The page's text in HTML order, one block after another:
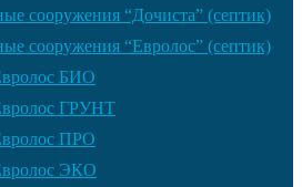
сооружения “Дочиста” (септик)
сооружения “Евролос” (септик)
БИО
ГРУНТ
ПРО
ЭКО